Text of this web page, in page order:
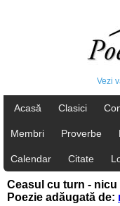
Vezi
Acasă Clasici
Membri Proverbe
Calendar Citate
Ceasul cu turn - nicu
Poezie adăugată de: